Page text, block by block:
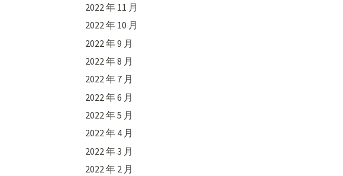
2022 年 11 月
2022 年 10 月
2022 年 9 月
2022 年 8 月
2022 年 7 月
2022 年 6 月
2022 年 5 月
2022 年 4 月
2022 年 3 月
2022 年 2 月